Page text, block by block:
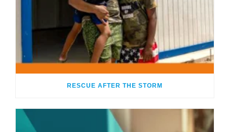
RESCUE AFTER THE STORM